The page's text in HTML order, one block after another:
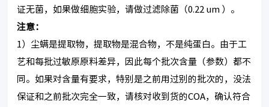
证无菌，如果做细胞实验，请做过滤除菌（0.22 um ）。
注意：
1）尘螨是提取物，提取物是混合物，不是纯蛋白。由于工
艺和每批过敏原原料差异，因此每个批次含量（参数）都不
同。如果对含量有要求，特别是之前用过别的批次的，没法
保证和之前批次完全一致，请核对收到货的COA，确认符合